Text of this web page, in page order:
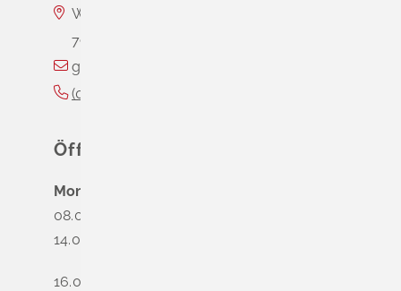
Wasserschloss Entenstein
79418
gemeinde@schliengen.de
(0
Öffnungszeiten
Montag
08.00 - 12.00 Uhr
14.00 - 16.00 Uhr
16.00 - 18.00 Uhr